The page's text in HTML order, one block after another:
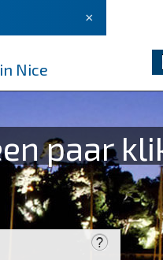
×
Nice
paar